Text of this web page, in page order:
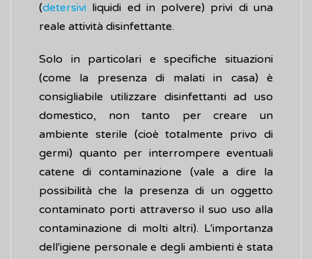
(detersivi liquidi ed in polvere) privi di una
reale attività disinfettante.
Solo in particolari e specifiche situazioni
(come la presenza di malati in casa) è
consigliabile utilizzare disinfettanti ad uso
domestico, non tanto per creare un
ambiente sterile (cioè totalmente privo di
germi) quanto per interrompere eventuali
catene di contaminazione (vale a dire la
possibilità che la presenza di un oggetto
contaminato porti attraverso il suo uso alla
contaminazione di molti altri). L'importanza
dell'igiene personale e degli ambienti è stata